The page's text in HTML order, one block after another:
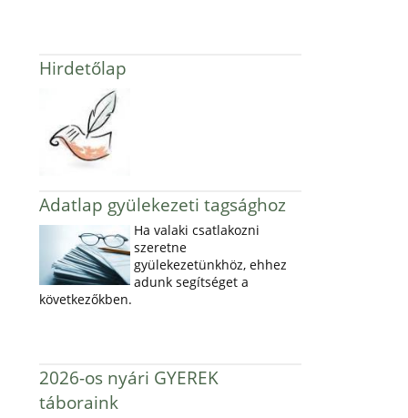
Hirdetőlap
Adatlap gyülekezeti tagsághoz
Ha valaki csatlakozni
szeretne
gyülekezetünkhöz, ehhez
adunk segítséget a
következőkben.
2026-os nyári GYEREK
táboraink